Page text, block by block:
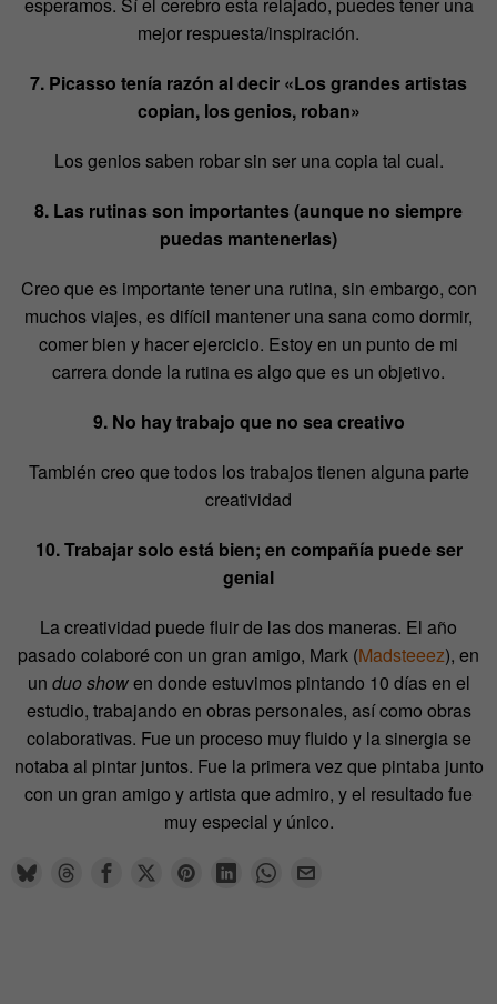
mejor respuesta/inspiración.
7. Picasso tenía razón al decir «Los grandes artistas
copian, los genios, roban»
Los genios saben robar sin ser una copia tal cual.
8. Las rutinas son importantes (aunque no siempre
puedas mantenerlas)
Creo que es importante tener una rutina, sin embargo, con
muchos viajes, es difícil mantener una sana como dormir,
comer bien y hacer ejercicio. Estoy en un punto de mi
carrera donde la rutina es algo que es un objetivo.
9. No hay trabajo que no sea creativo
También creo que todos los trabajos tienen alguna parte
creatividad
10. Trabajar solo está bien; en compañía puede ser
genial
La creatividad puede fluir de las dos maneras. El año
pasado colaboré con un gran amigo, Mark (Madsteeez), en
un duo showen donde estuvimos pintando 10 días en el
estudio, trabajando en obras personales, así como obras
colaborativas. Fue un proceso muy fluido y la sinergia se
notaba al pintar juntos. Fue la primera vez que pintaba junto
con un gran amigo y artista que admiro, y el resultado fue
muy especial y único.